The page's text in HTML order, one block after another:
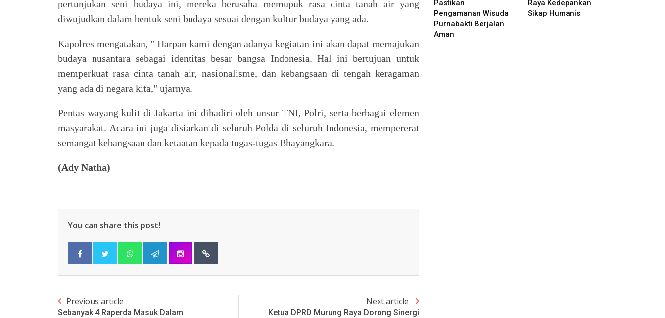
pertunjukan seni budaya ini, mereka berusaha memupuk rasa cinta tanah air yang
diwujudkan dalam bentuk seni budaya sesuai dengan kultur budaya yang ada.
Kapolres mengatakan, " Harpan kami dengan adanya kegiatan ini akan dapat memajukan
budaya nusantara sebagai identitas besar bangsa Indonesia. Hal ini bertujuan untuk
memperkuat rasa cinta tanah air, nasionalisme, dan kebangsaan di tengah keragaman
yang ada di negara kita," ujarnya.
Pentas wayang kulit di Jakarta ini dihadiri oleh unsur TNI, Polri, serta berbagai elemen
masyarakat. Acara ini juga disiarkan di seluruh Polda di seluruh Indonesia, mempererat
semangat kebangsaan dan ketaatan kepada tugas-tugas Bhayangkara.
(Ady Natha)
You can share this post!
Previous article
Sebanyak 4 Raperda Masuk Dalam
Next article
Ketua DPRD Murung Raya Dorong Sinergi
Pastikan
Pengamanan Wisuda
Purnabakti Berjalan
Aman
Raya Kedepankan
Sikap Humanis